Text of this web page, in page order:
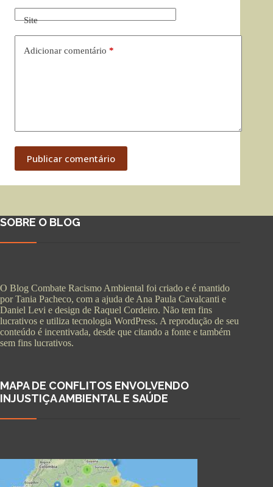
Site
Adicionar comentário *
Publicar comentário
SOBRE O BLOG
O Blog Combate Racismo Ambiental foi criado e é mantido
por Tania Pacheco, com a ajuda de Ana Paula Cavalcanti e
Daniel Levi e design de Raquel Cordeiro. Não tem fins
lucrativos e utiliza tecnologia WordPress. A reprodução de seu
conteúdo é incentivada, desde que citando a fonte e também
sem fins lucrativos.
MAPA DE CONFLITOS ENVOLVENDO
INJUSTIÇA AMBIENTAL E SAÚDE